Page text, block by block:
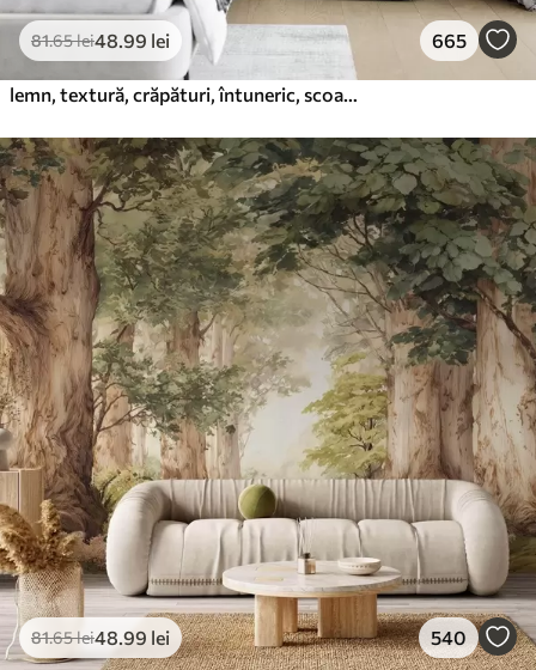
81.65lei48 .99 lei 665
81.65lei48 .99 lei 540